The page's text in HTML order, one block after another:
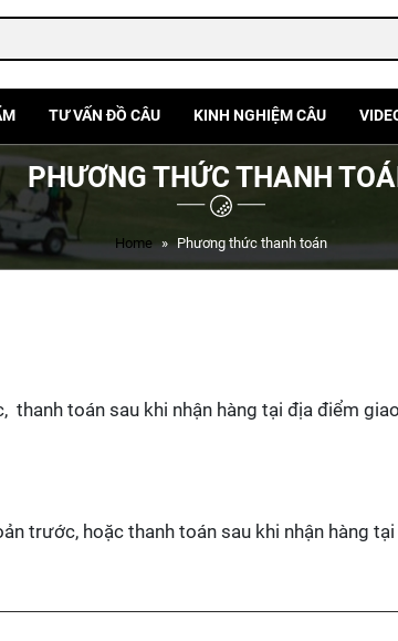
TƯ VẤN ĐỒ CÂU KINH NGHIỆM CÂU
PHƯƠNG THỨC THANH
Home Phương thức thanh toán
thanh toán sau khi nhận hàng tại địa điểm
trước, hoặc thanh toán sau khi nhận hàng